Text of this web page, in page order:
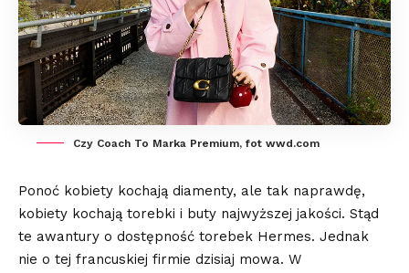
Czy Coach To Marka Premium, fot wwd.com
Ponoć kobiety kochają diamenty, ale tak naprawdę,
kobiety kochają torebki i buty najwyższej jakości. Stąd
te awantury o dostępność torebek Hermes. Jednak
nie o tej francuskiej firmie dzisiaj mowa. W